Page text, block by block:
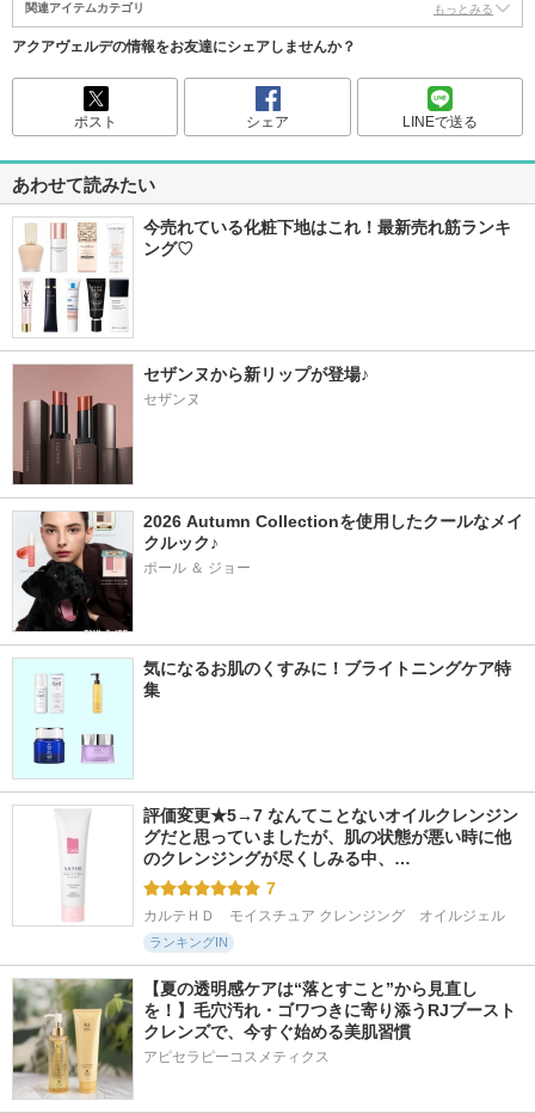
関連アイテムカテゴリ もっとみる
アクアヴェルデの情報をお友達にシェアしませんか？
ポスト シェア LINEで送る
あわせて読みたい
今売れている化粧下地はこれ！最新売れ筋ランキ
ング♡
セザンヌから新リップが登場♪
セザンヌ
2026 Autumn Collectionを使用したクールなメイ
クルック♪
ポール ＆ ジョー
気になるお肌のくすみに！ブライトニングケア特
集
評価変更★5→7 なんてことないオイルクレンジン
グだと思っていましたが、肌の状態が悪い時に他
のクレンジングが尽くしみる中、…
7
カルテＨＤ　モイスチュア クレンジング　オイルジェル
ランキングIN
【夏の透明感ケアは“落とすこと”から見直し
を！】毛穴汚れ・ゴワつきに寄り添うRJブースト
クレンズで、今すぐ始める美肌習慣
アピセラピーコスメティクス